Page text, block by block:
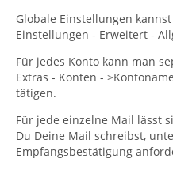
Globale Einstellungen
Einstellungen - Erweitert -
Für jedes Konto kann man
Extras - Konten -
tätigen.
Für jede einzelne Mail lässt
Du Deine Mail schreibst,
Empfangsbestätigung